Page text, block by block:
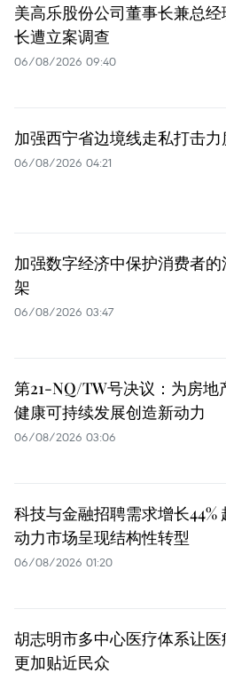
美高乐股份公司董事长兼总经
长遭立案调查
06/08/2026 09:40
加强西宁省边境线走私打击力
06/08/2026 04:21
加强数字经济中保护消费者
架
06/08/2026 03:47
第21-NQ/TW号决议：为房地
健康可持续发展创造新动力
06/08/2026 03:06
科技与金融招聘需求增长44%
动力市场呈现结构性转型
06/08/2026 01:20
胡志明市多中心医疗体系让医
更加贴近民众